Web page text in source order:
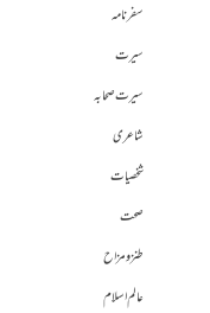
سفرنامہ
سیرت
سیرت صحابہ
شاعری
شخصیات
صحت
طنز و مزاح
عالم اسلام